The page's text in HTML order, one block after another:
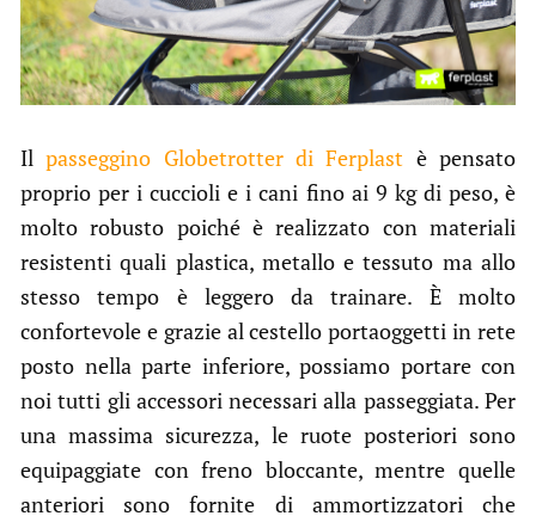
Ilpasseggino Globetrotter di Ferplast è pensato
proprio per i cuccioli e i cani fino ai 9 kg di peso, è
molto robusto poiché è realizzato con materiali
resistenti quali plastica, metallo e tessuto ma allo
stesso tempo è leggero da trainare. È molto
confortevole e grazie al cestello portaoggetti in rete
posto nella parte inferiore, possiamo portare con
noi tutti gli accessori necessari alla passeggiata. Per
una massima sicurezza, le ruote posteriori sono
equipaggiate con freno bloccante, mentre quelle
anteriori sono fornite di ammortizzatori che